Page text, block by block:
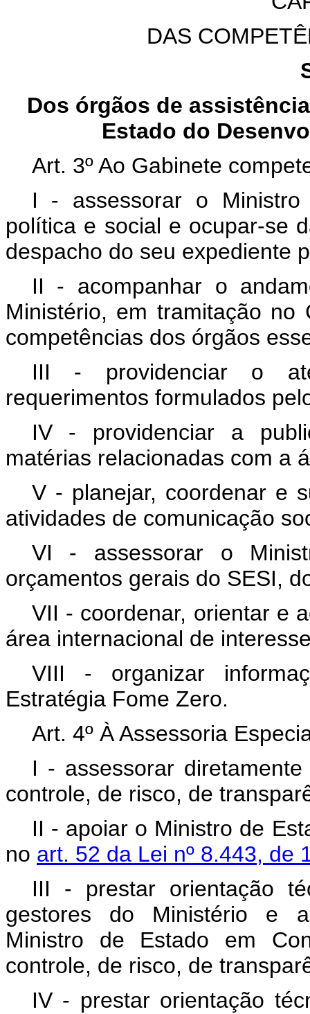
DAS
Dos órgãos de
Estado do
Art. 3º Ao Gabinete
I - assessorar o
política e social e ocupar-se
despacho do seu expediente
II - acompanhar o
Ministério, em tramitação no
competências dos órgãos
III - providenciar o
requerimentos formulados
IV - providenciar a
matérias relacionadas com a
V - planejar, coordenar e
atividades de comunicação
VI - assessorar o
orçamentos gerais do SESI,
VII - coordenar, orientar e
área internacional de
VIII - organizar
Estratégia Fome Zero.
Art. 4º À Assessoria
I - assessorar
controle, de risco, de
II - apoiar o Ministro de
no art. 52 da Lei nº 8.443, de
III - prestar orientação
gestores do Ministério e
Ministro de Estado em
controle, de risco, de
IV - prestar orientação